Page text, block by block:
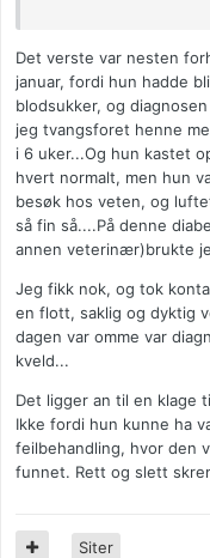
Det verste var nesten
januar, fordi hun hadde
blodsukker, og
jeg tvangsforet henne
i 6 uker...Og hun kastet
hvert normalt, men hun
besøk hos veten, og
så fin så....På denne
annen veterinær)brukte
Jeg fikk nok, og tok
en flott, saklig og dyktig
dagen var omme var
kveld...
Det ligger an til en klage
Ikke fordi hun kunne ha
feilbehandling, hvor den
funnet. Rett og slett
Siter